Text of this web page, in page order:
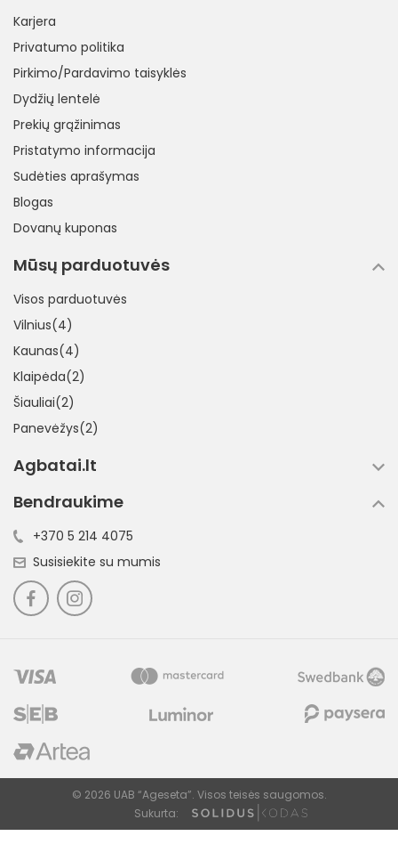
Karjera
Privatumo politika
Pirkimo/Pardavimo taisyklės
Dydžių lentelė
Prekių grąžinimas
Pristatymo informacija
Sudėties aprašymas
Blogas
Dovanų kuponas
Mūsų parduotuvės
Visos parduotuvės
Vilnius(4)
Kaunas(4)
Klaipėda(2)
Šiauliai(2)
Panevėžys(2)
Agbatai.lt
Bendraukime
+370 5 214 4075
Susisiekite su mumis
© 2026 UAB “Ageseta”. Visos teisės saugomos.
Sukurta: